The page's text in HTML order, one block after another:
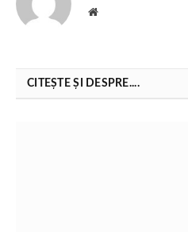
Website
CITEȘTE ȘI DESPRE....